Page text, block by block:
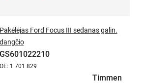
Pakėlėjas Ford Focus III sedanas galin.
dangčio
GS601022210
OE: 1 701 829
Timmen